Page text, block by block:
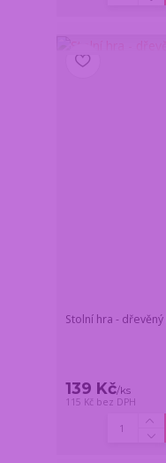
Stolní hra -
139 Kč/ks
115 Kč bez DPH